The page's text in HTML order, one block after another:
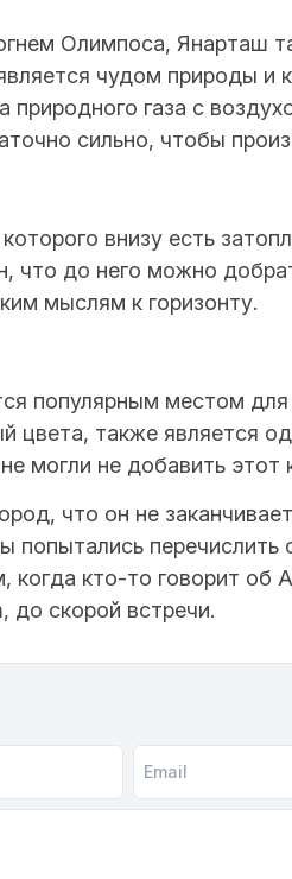
Олимпоса, Янарташ
чудом природы и
природного газа с
сильно, чтобы
внизу есть
что до него можно
мыслям к горизонту.
популярным местом для
цвета, также является
могли не добавить этот
что он не
попытались
когда кто-то говорит об
до скорой встречи.